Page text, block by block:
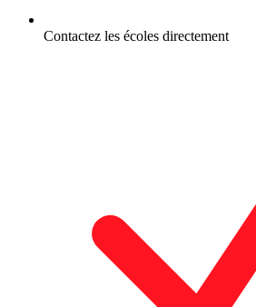
Contactez les écoles directement